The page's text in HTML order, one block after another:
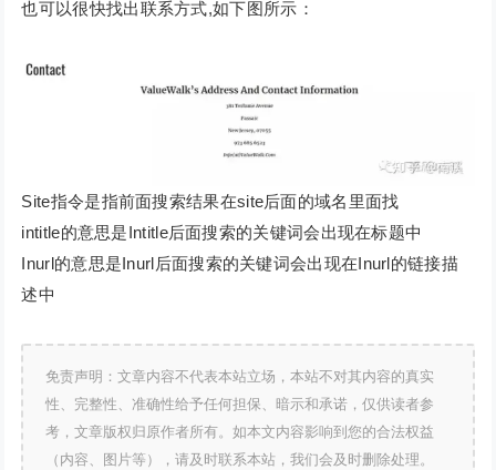
也可以很快找出联系方式,如下图所示：
Site指令是指前面搜索结果在site后面的域名里面找
intitle的意思是Intitle后面搜索的关键词会出现在标题中
Inurl的意思是Inurl后面搜索的关键词会出现在Inurl的链接描
述中
免责声明：文章内容不代表本站立场，本站不对其内容的真实
性、完整性、准确性给予任何担保、暗示和承诺，仅供读者参
考，文章版权归原作者所有。如本文内容影响到您的合法权益
（内容、图片等），请及时联系本站，我们会及时删除处理。